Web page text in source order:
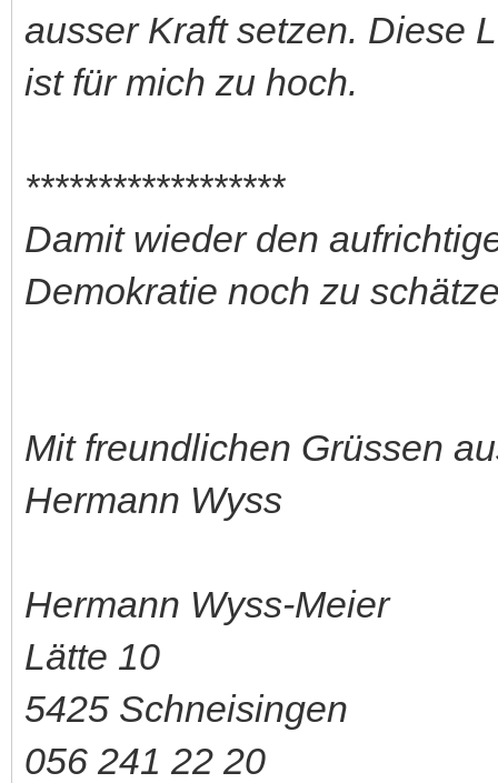
ausser Kraft setzen. Diese
ist für mich zu hoch.
******************
Damit wieder den
Demokratie noch zu
Mit freundlichen Grüssen
Hermann Wyss
Hermann Wyss-Meier
Lätte 10
5425 Schneisingen
056 241 22 20